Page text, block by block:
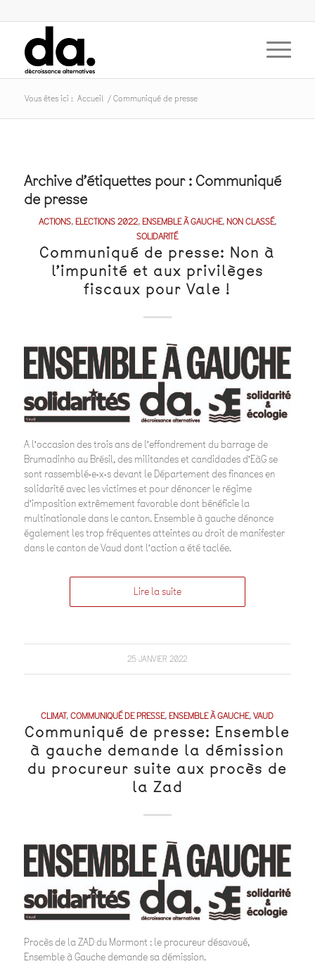
Vous êtes ici : Accueil / Communiqué de presse
Archive d’étiquettes pour : Communiqué
de presse
ACTIONS,ELECTIONS 2022,ENSEMBLE À GAUCHE, NON CLASSÉ,
SOLIDARITÉ
Communiqué de presse: Non à
l’impunité et aux privilèges
fiscaux pour Vale !
A l’occasion des trois ans de l’effondrement du barrage de
Brumadinho au Brésil, des militandes et candidades d’EàG se
sont rassemblé·e·x·s devant le Département des finances en
solidarité avec les victimes et pour dénoncer le régime
d’imposition extrêmement favorable dont bénéficie la
multinationale dans le canton. Ensemble à gauche dénonce
également les trop fréquentes atteintes au droit de manifester
dans le canton de Vaud dont l’action a été taclée.
Lire la suite
25 JANVIER 2022
CLIMAT,COMMUNIQUÉ DE PRESSE,ENSEMBLE À GAUCHE,VAUD
Communiqué de presse: Ensemble
à gauche demande la démission
du procureur suite aux procès de
la Zad
Procès de la ZAD du Mormont : le procureur désavoué,
Ensemble à Gauche demande sa démission.